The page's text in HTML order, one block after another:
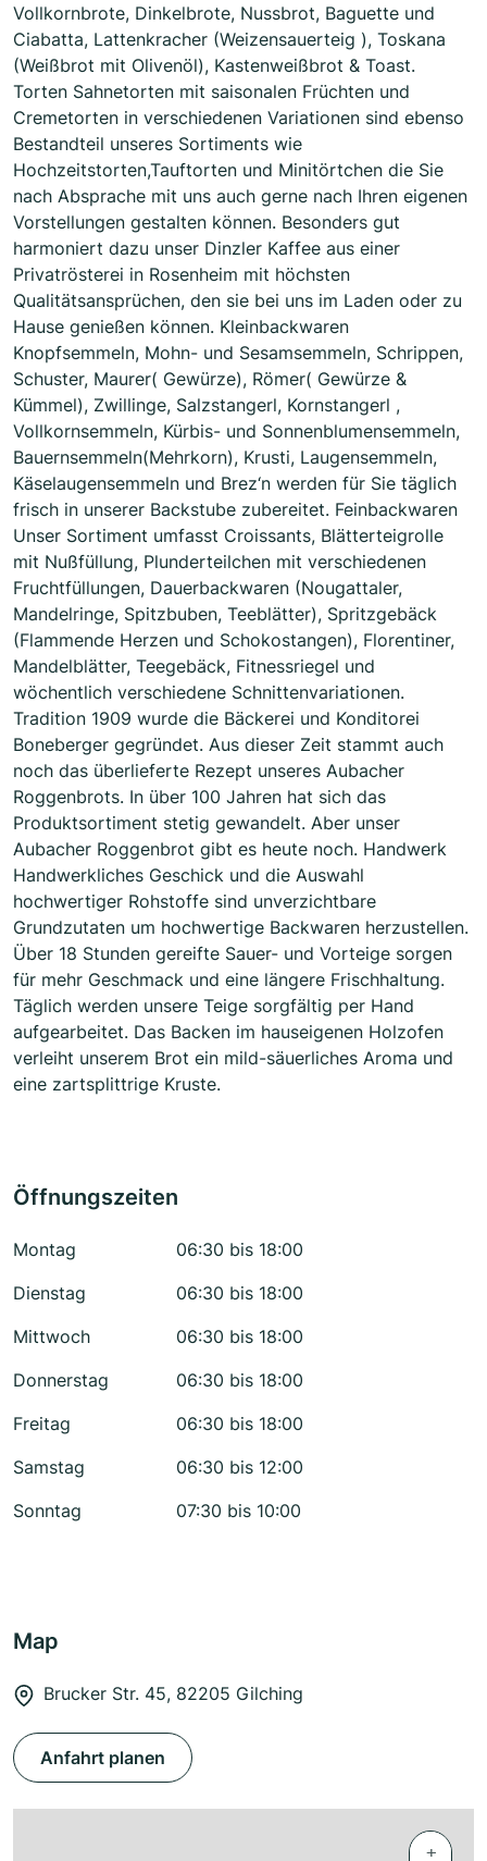
Vollkornbrote, Dinkelbrote, Nussbrot, Baguette und
Ciabatta, Lattenkracher (Weizensauerteig ), Toskana
(Weißbrot mit Olivenöl), Kastenweißbrot & Toast.
Torten Sahnetorten mit saisonalen Früchten und
Cremetorten in verschiedenen Variationen sind ebenso
Bestandteil unseres Sortiments wie
Hochzeitstorten,Tauftorten und Minitörtchen die Sie
nach Absprache mit uns auch gerne nach Ihren eigenen
Vorstellungen gestalten können. Besonders gut
harmoniert dazu unser Dinzler Kaffee aus einer
Privatrösterei in Rosenheim mit höchsten
Qualitätsansprüchen, den sie bei uns im Laden oder zu
Hause genießen können. Kleinbackwaren
Knopfsemmeln, Mohn- und Sesamsemmeln, Schrippen,
Schuster, Maurer( Gewürze), Römer( Gewürze &
Kümmel), Zwillinge, Salzstangerl, Kornstangerl ,
Vollkornsemmeln, Kürbis- und Sonnenblumensemmeln,
Bauernsemmeln(Mehrkorn), Krusti, Laugensemmeln,
Käselaugensemmeln und Brez‘n werden für Sie täglich
frisch in unserer Backstube zubereitet. Feinbackwaren
Unser Sortiment umfasst Croissants, Blätterteigrolle
mit Nußfüllung, Plunderteilchen mit verschiedenen
Fruchtfüllungen, Dauerbackwaren (Nougattaler,
Mandelringe, Spitzbuben, Teeblätter), Spritzgebäck
(Flammende Herzen und Schokostangen), Florentiner,
Mandelblätter, Teegebäck, Fitnessriegel und
wöchentlich verschiedene Schnittenvariationen.
Tradition 1909 wurde die Bäckerei und Konditorei
Boneberger gegründet. Aus dieser Zeit stammt auch
noch das überlieferte Rezept unseres Aubacher
Roggenbrots. In über 100 Jahren hat sich das
Produktsortiment stetig gewandelt. Aber unser
Aubacher Roggenbrot gibt es heute noch. Handwerk
Handwerkliches Geschick und die Auswahl
hochwertiger Rohstoffe sind unverzichtbare
Grundzutaten um hochwertige Backwaren herzustellen.
Über 18 Stunden gereifte Sauer- und Vorteige sorgen
für mehr Geschmack und eine längere Frischhaltung.
Täglich werden unsere Teige sorgfältig per Hand
aufgearbeitet. Das Backen im hauseigenen Holzofen
verleiht unserem Brot ein mild-säuerliches Aroma und
eine zartsplittrige Kruste.
Öffnungszeiten
Montag
06:30 bis 18:00
Dienstag
06:30 bis 18:00
Mittwoch
06:30 bis 18:00
Donnerstag
06:30 bis 18:00
Freitag
06:30 bis 18:00
Samstag
06:30 bis 12:00
Sonntag
07:30 bis 10:00
Map
Brucker Str. 45, 82205 Gilching
Anfahrt planen
+